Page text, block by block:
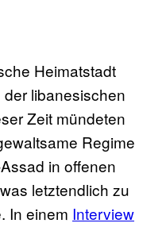
Heimatstadt
libanesischen
Zeit mündeten
Regime
in offenen
letztendlich zu
In einem Interview